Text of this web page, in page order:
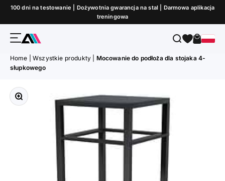
Przejdź do treści
100 dni na testowanie | Dożywotnia gwarancja na stal | Darmowa aplikacja
treningowa
MenuATLETICA SzukajKoszyk
Home Wszystkie produkty
Mocowanie do podłoża dla stojaka 4-
słupkowego
Przybliż